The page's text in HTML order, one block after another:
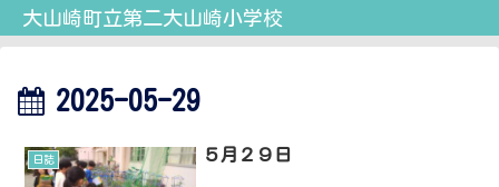
大山崎町立第二大山崎小学校
2025-05-29
日誌 ５月２９日